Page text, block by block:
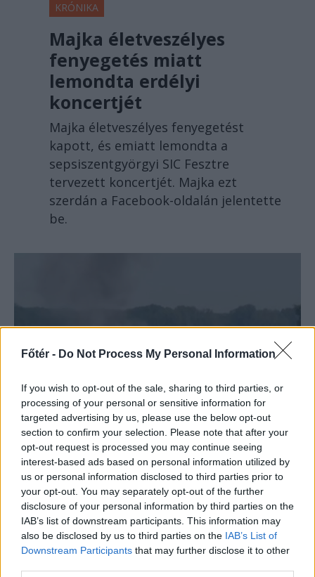
Főtér - Do Not Process My Personal Information
If you wish to opt-out of the sale, sharing to third parties, or
processing of your personal or sensitive information for
targeted advertising by us, please use the below opt-out
section to confirm your selection. Please note that after your
opt-out request is processed you may continue seeing
interest-based ads based on personal information utilized by
us or personal information disclosed to third parties prior to
your opt-out. You may separately opt-out of the further
disclosure of your personal information by third parties on the
IAB’s list of downstream participants. This information may
also be disclosed by us to third parties on the IAB’s List of
Downstream Participants that may further disclose it to other
KRÓNIKA
Majka életveszélyes
fenyegetés miatt
lemondta erdélyi
koncertjét
Majka életveszélyes fenyegetést
kapott, és emiatt lemondta a
sepsiszentgyörgyi SIC Fesztre
tervezett koncertjét. Majka ezt
szerdán a Facebook-oldalán jelentette
be.
FŐTÉR
A Román Rendőrség azt
üzeni, semmiképpen ne
higgyenek a Román
Rendőrségnek – hírmix
További híreink: sziklát akart a
Dunába robbantani a hadsereg,